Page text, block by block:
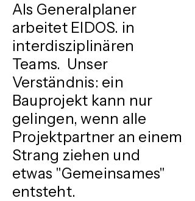
Als Generalplaner
arbeitet EIDOS. in
interdisziplinären
Teams. Unser
Verständnis: ein
Bauprojekt kann nur
gelingen, wenn alle
Projektpartner an einem
Strang ziehen und
etwas "Gemeinsames"
entsteht.